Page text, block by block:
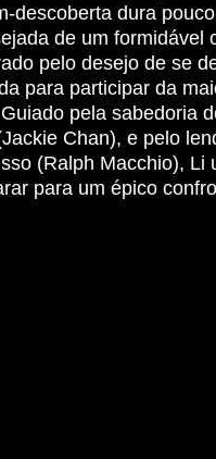
descoberta dura
de um formidável
pelo desejo de se
para participar da
pela sabedoria
Chan), e pelo
(Ralph Macchio), Li
para um épico